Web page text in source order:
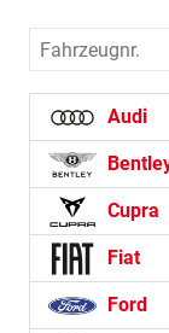
Fahrzeugnr.
Audi
Cupra
Fiat
Ford